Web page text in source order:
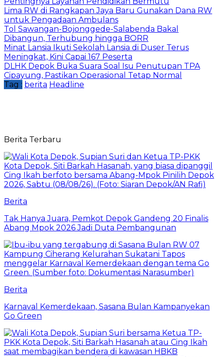
Lima RW di Rangkapan Jaya Baru Gunakan Dana RW
untuk Pengadaan Ambulans
Tol Sawangan-Bojonggede-Salabenda Bakal
Dibangun, Terhubung hingga BORR
Minat Lansia Ikuti Sekolah Lansia di Duser Terus
Meningkat, Kini Capai 167 Peserta
DLHK Depok Buka Suara Soal Isu Penutupan TPA
Cipayung, Pastikan Operasional Tetap Normal
Tag : berita Headline
Berita Terbaru
Berita
Tak Hanya Juara, Pemkot Depok Gandeng 20 Finalis
Abang Mpok 2026 Jadi Duta Pembangunan
Berita
Karnaval Kemerdekaan, Sasana Bulan Kampanyekan
Go Green